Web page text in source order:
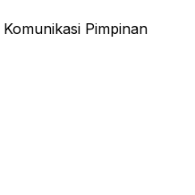
Pimpinan